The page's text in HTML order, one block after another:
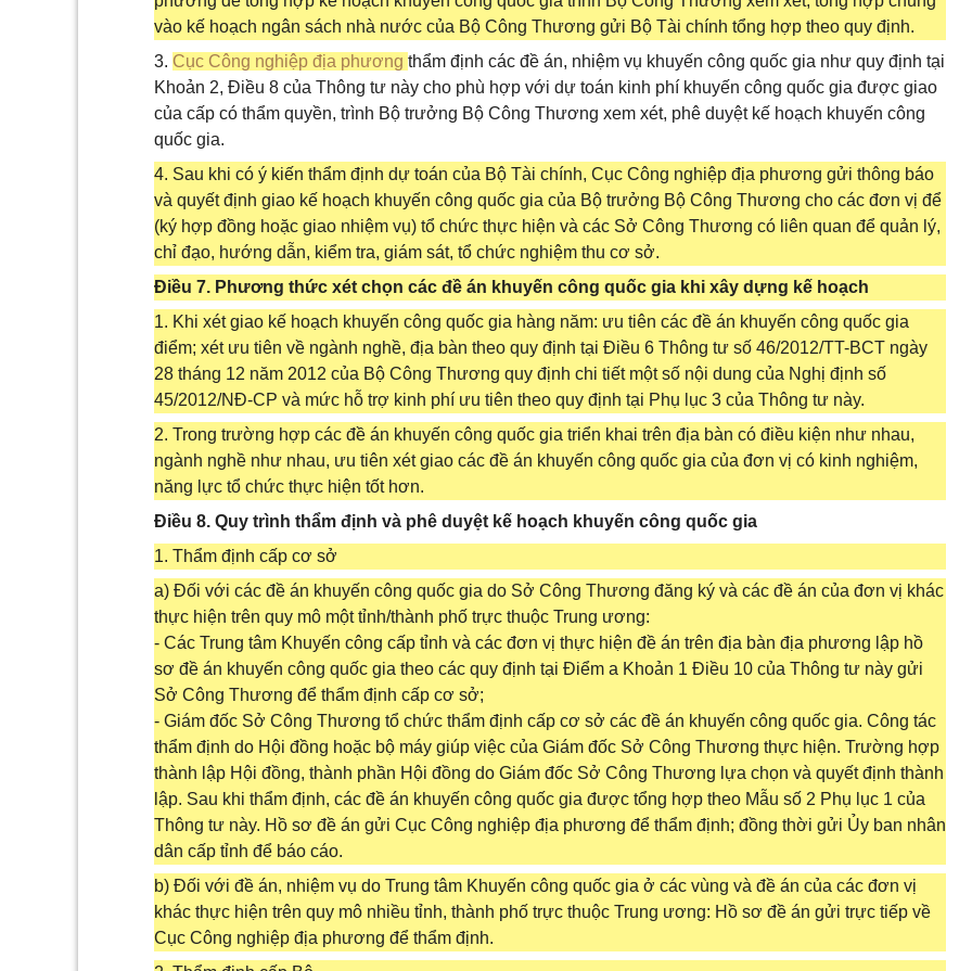
vào kế hoạch ngân sách nhà nước của Bộ Công Thương gửi Bộ Tài chính tổng hợp theo quy định.
3. Cục Công nghiệp địa phương thẩm định các đề án, nhiệm vụ khuyến công quốc gia như quy định tại
Khoản 2, Điều 8 của Thông tư này cho phù hợp với dự toán kinh phí khuyến công quốc gia được giao
của cấp có thẩm quyền, trình Bộ trưởng Bộ Công Thương xem xét, phê duyệt kế hoạch khuyến công
quốc gia.
4. Sau khi có ý kiến thẩm định dự toán của Bộ Tài chính, Cục Công nghiệp địa phương gửi thông báo
và quyết định giao kế hoạch khuyến công quốc gia của Bộ trưởng Bộ Công Thương cho các đơn vị để
(ký hợp đồng hoặc giao nhiệm vụ) tổ chức thực hiện và các Sở Công Thương có liên quan để quản lý,
chỉ đạo, hướng dẫn, kiểm tra, giám sát, tổ chức nghiệm thu cơ sở.
Điều 7. Phương thức xét chọn các đề án khuyến công quốc gia khi xây dựng kế hoạch
1. Khi xét giao kế hoạch khuyến công quốc gia hàng năm: ưu tiên các đề án khuyến công quốc gia
điểm; xét ưu tiên về ngành nghề, địa bàn theo quy định tại Điều 6 Thông tư số 46/2012/TT-BCT ngày
28 tháng 12 năm 2012 của Bộ Công Thương quy định chi tiết một số nội dung của Nghị định số
45/2012/NĐ-CP và mức hỗ trợ kinh phí ưu tiên theo quy định tại Phụ lục 3 của Thông tư này.
2. Trong trường hợp các đề án khuyến công quốc gia triển khai trên địa bàn có điều kiện như nhau,
ngành nghề như nhau, ưu tiên xét giao các đề án khuyến công quốc gia của đơn vị có kinh nghiệm,
năng lực tổ chức thực hiện tốt hơn.
Điều 8. Quy trình thẩm định và phê duyệt kế hoạch khuyến công quốc gia
1. Thẩm định cấp cơ sở
a) Đối với các đề án khuyến công quốc gia do Sở Công Thương đăng ký và các đề án của đơn vị khác
thực hiện trên quy mô một tỉnh/thành phố trực thuộc Trung ương:
- Các Trung tâm Khuyến công cấp tỉnh và các đơn vị thực hiện đề án trên địa bàn địa phương lập hồ
sơ đề án khuyến công quốc gia theo các quy định tại Điểm a Khoản 1 Điều 10 của Thông tư này gửi
Sở Công Thương để thẩm định cấp cơ sở;
- Giám đốc Sở Công Thương tổ chức thẩm định cấp cơ sở các đề án khuyến công quốc gia. Công tác
thẩm định do Hội đồng hoặc bộ máy giúp việc của Giám đốc Sở Công Thương thực hiện. Trường hợp
thành lập Hội đồng, thành phần Hội đồng do Giám đốc Sở Công Thương lựa chọn và quyết định thành
lập. Sau khi thẩm định, các đề án khuyến công quốc gia được tổng hợp theo Mẫu số 2 Phụ lục 1 của
Thông tư này. Hồ sơ đề án gửi Cục Công nghiệp địa phương để thẩm định; đồng thời gửi Ủy ban nhân
dân cấp tỉnh để báo cáo.
b) Đối với đề án, nhiệm vụ do Trung tâm Khuyến công quốc gia ở các vùng và đề án của các đơn vị
khác thực hiện trên quy mô nhiều tỉnh, thành phố trực thuộc Trung ương: Hồ sơ đề án gửi trực tiếp về
Cục Công nghiệp địa phương để thẩm định.